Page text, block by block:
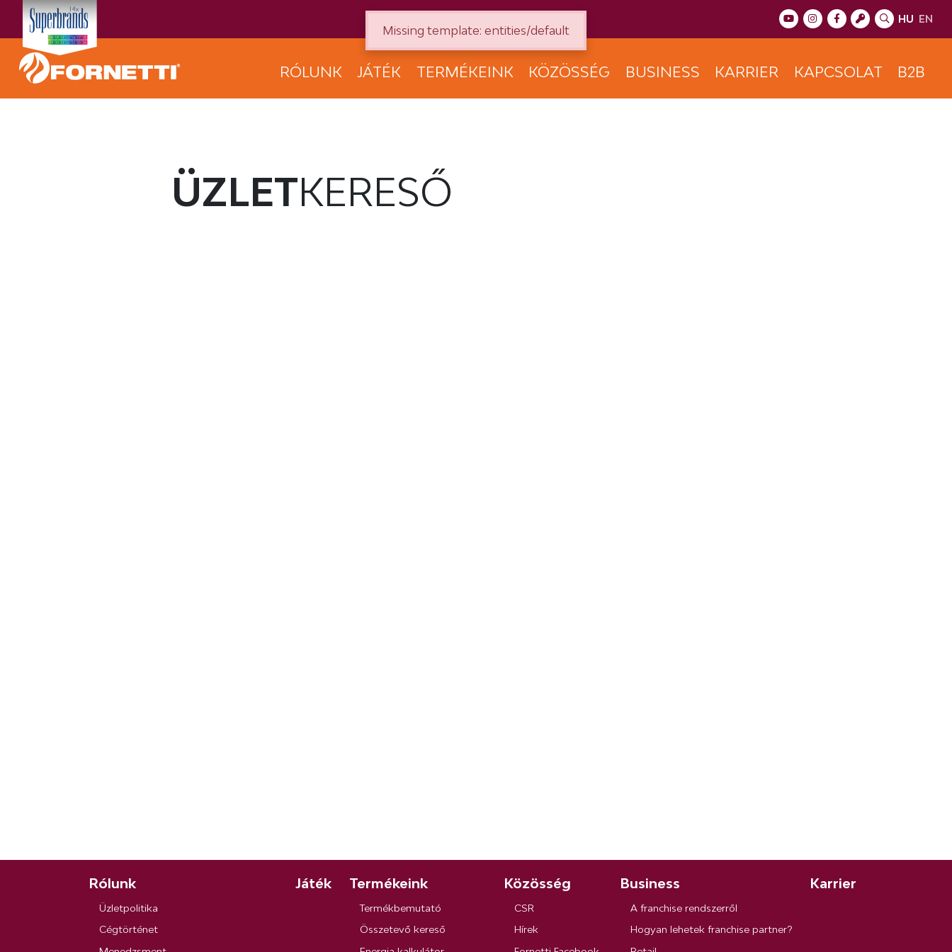
HU EN
RÓLUNK JÁTÉK TERMÉKEINK KÖZÖSSÉG BUSINESS KARRIER KAPCSOLAT B2B
ÜZLETKERESŐ
Rólunk
Üzletpolitika
Cégtörténet
Játék Termékeink
Termékbemutató
Összetevő kereső
Közösség
CSR
Hírek
Business
A franchise rendszerről
Hogyan lehetek franchise partner?
Karrier
Missing template: entities/default